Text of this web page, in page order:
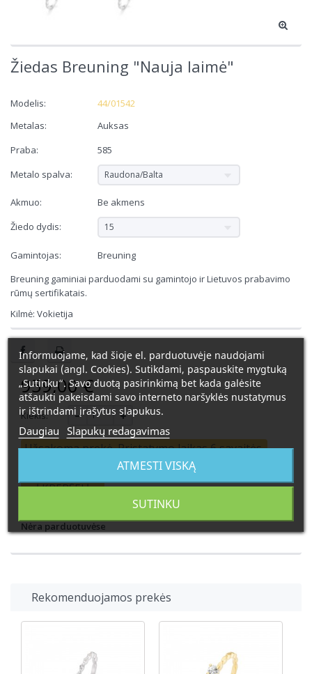
Žiedas Breuning "Nauja laimė"
Modelis:
44/01542
Metalas:
Auksas
Praba:
585
Metalo spalva:
Raudona/Balta
Akmuo:
Be akmens
Žiedo dydis:
15
Gamintojas:
Breuning
Breuning gaminiai parduodami su gamintojo ir Lietuvos prabavimo
rūmų sertifikatais.
Kilmė: Vokietija
959,00 €
Kiekis:
Užsakoma prekė. Pristatymo laikas 6 savaitės.
Į KREPŠELĮ
Nėra parduotuvėse
Rekomenduojamos prekės
Informuojame, kad šioje el. parduotuvėje naudojami
slapukai (angl. Cookies). Sutikdami, paspauskite mygtuką
„Sutinku“. Savo duotą pasirinkimą bet kada galėsite
atšaukti pakeisdami savo interneto naršyklės nustatymus
ir ištrindami įrašytus slapukus.
Daugiau Slapukų redagavimas
ATMESTI VISKĄ
SUTINKU